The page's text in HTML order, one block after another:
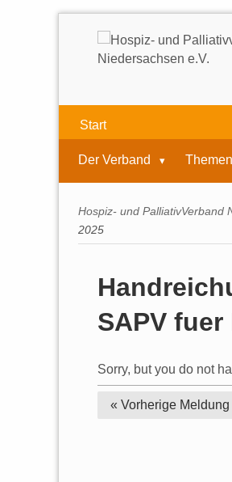
Start
Der Verband Themen
Hospiz- und PalliativVerband
2025
SAPV
Sorry, but you do not
« Vorherige Meldung